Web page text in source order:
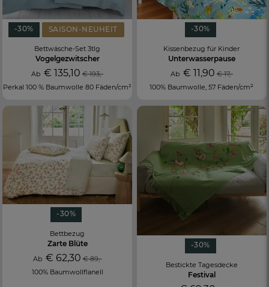
-30% SAISON-NEUHEIT
Bettwäsche-Set 3tlg
Vogelgezwitscher
Ab€ 135,10 € 193,-
Perkal 100 % Baumwolle 80 Fäden/cm²
-30%
Kissenbezug für Kinder
Unterwasserpause
Ab € 11,90 € 17,-
100% Baumwolle, 57 Fäden/cm²
-30%
Bettbezug
Zarte Blüte
Ab € 62,30 € 89,-
100% Baumwollflanell
-30%
Bestickte Tagesdecke
Festival